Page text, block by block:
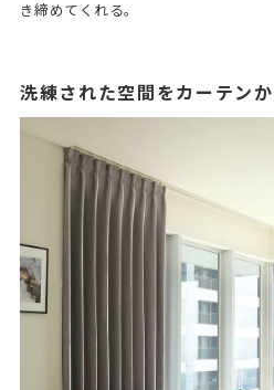
き締めてくれる。
洗練された空間をカーテンか